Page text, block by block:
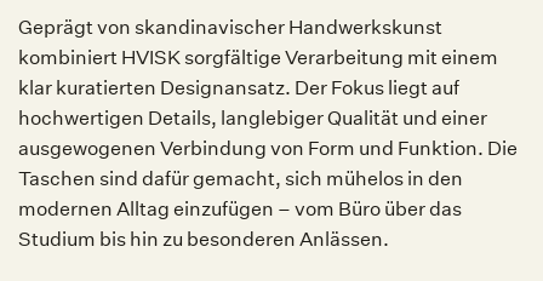
Geprägt von skandinavischer Handwerkskunst
kombiniert HVISK sorgfältige Verarbeitung mit einem
klar kuratierten Designansatz. Der Fokus liegt auf
hochwertigen Details, langlebiger Qualität und einer
ausgewogenen Verbindung von Form und Funktion. Die
Taschen sind dafür gemacht, sich mühelos in den
modernen Alltag einzufügen – vom Büro über das
Studium bis hin zu besonderen Anlässen.